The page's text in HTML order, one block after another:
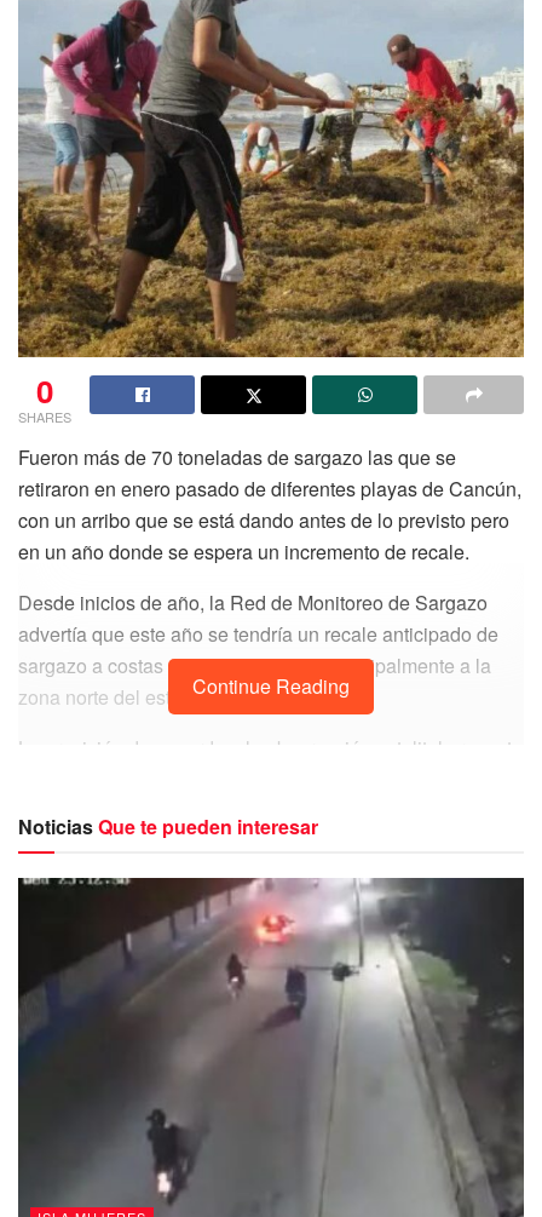
0
SHARES
Fueron más de 70 toneladas de sargazo las que se
retiraron en enero pasado de diferentes playas de Cancún,
con un arribo que se está dando antes de lo previsto pero
en un año donde se espera un incremento de recale.
Desde inicios de año, la Red de Monitoreo de Sargazo
advertía que este año se tendría un recale anticipado de
sargazo a costas quintanarroenses, principalmente a la
zona norte del estado.
La previsión de acuerdo a la observación satelital presenta
playas de Cancún como Delfines que en los últimos días
ha recibido esta alga marina.
Continue Reading
NoticiasQue te pueden interesar